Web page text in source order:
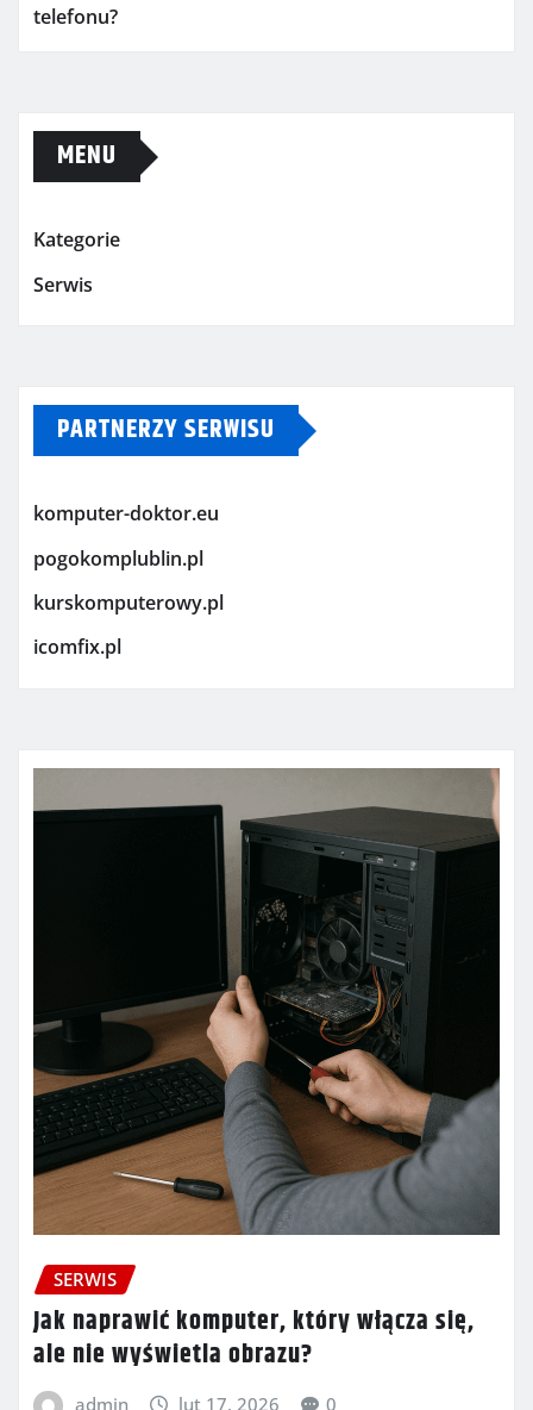
telefonu?
MENU
Kategorie
Serwis
PARTNERZY SERWISU
komputer-doktor.eu
pogokomplublin.pl
kurskomputerowy.pl
icomfix.pl
SERWIS
Jak naprawić komputer, który włącza się,
ale nie wyświetla obrazu?
admin lut 17, 2026 0